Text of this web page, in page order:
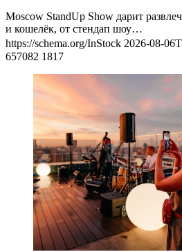
Moscow StandUp Show дарит
и кошелёк, от стендап шоу…
https://schema.org/InStock 2026-08-
657082 1817